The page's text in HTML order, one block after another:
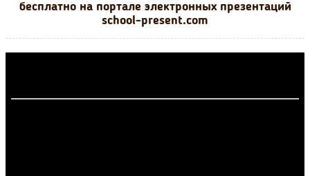
бесплатно на портале электронных презентаций
school-present.com